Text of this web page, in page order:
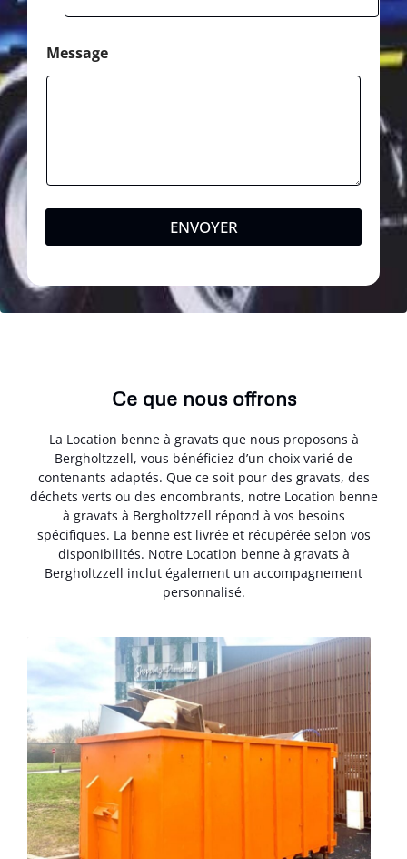
h
o
n
e
Message
ENVOYER
Ce que nous offrons
La Location benne à gravats que nous proposons à
Bergholtzzell, vous bénéficiez d’un choix varié de
contenants adaptés. Que ce soit pour des gravats, des
déchets verts ou des encombrants, notre Location benne
à gravats à Bergholtzzell répond à vos besoins
spécifiques. La benne est livrée et récupérée selon vos
disponibilités. Notre Location benne à gravats à
Bergholtzzell inclut également un accompagnement
personnalisé.